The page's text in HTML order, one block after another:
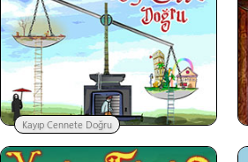
Kayıp Cennete Doğru